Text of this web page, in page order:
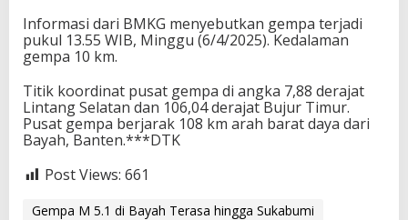
Informasi dari BMKG menyebutkan gempa terjadi
pukul 13.55 WIB, Minggu (6/4/2025). Kedalaman
gempa 10 km.
Titik koordinat pusat gempa di angka 7,88 derajat
Lintang Selatan dan 106,04 derajat Bujur Timur.
Pusat gempa berjarak 108 km arah barat daya dari
Bayah, Banten.***DTK
Post Views: 661
Gempa M 5.1 di Bayah Terasa hingga Sukabumi